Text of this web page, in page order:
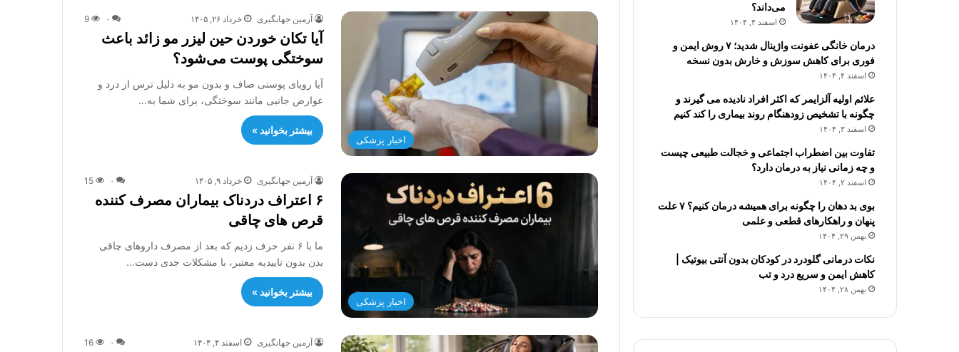
اخبار پزشکی
آرمین جهانگیری خرداد ۲۶, ۱۴۰۵ ۰ 9
آیا تکان خوردن حین لیزر مو زائد باعث
سوختگی پوست می‌شود؟
آیا رویای پوستی صاف و بدون مو به دلیل ترس از درد و
عوارض جانبی مانند سوختگی، برای شما به…
بیشتر بخوانید »
اخبار پزشکی
آرمین جهانگیری خرداد ۹, ۱۴۰۵ ۰ 15
۶ اعتراف دردناک بیماران مصرف کننده
قرص های چاقی
ما با ۶ نفر حرف زدیم که بعد از مصرف داروهای چاقی
بدن بدون تاییدیه معتبر، با مشکلات جدی دست…
بیشتر بخوانید »
آرمین جهانگیری اسفند ۴, ۱۴۰۴ ۰ 16
می‌داند؟
اسفند ۴, ۱۴۰۴
درمان خانگی عفونت واژینال شدید؛ ۷ روش ایمن و
فوری برای کاهش سوزش و خارش بدون نسخه
اسفند ۴, ۱۴۰۴
علائم اولیه آلزایمر که اکثر افراد نادیده می گیرند و
چگونه با تشخیص زودهنگام روند بیماری را کند کنیم
اسفند ۳, ۱۴۰۴
تفاوت بین اضطراب اجتماعی و خجالت طبیعی چیست
و چه زمانی نیاز به درمان دارد؟
اسفند ۲, ۱۴۰۴
بوی بد دهان را چگونه برای همیشه درمان کنیم؟ ۷ علت
پنهان و راهکارهای قطعی و علمی
بهمن ۲۹, ۱۴۰۴
نکات درمانی گلودرد در کودکان بدون آنتی بیوتیک |
کاهش ایمن و سریع درد و تب
بهمن ۲۸, ۱۴۰۴